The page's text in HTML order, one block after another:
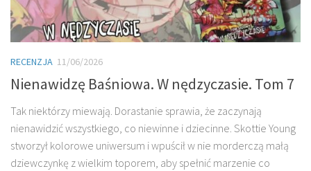
RECENZJA 11/06/2026
Nienawidzę Baśniowa. W nędzyczasie. Tom 7
Tak niektórzy miewają. Dorastanie sprawia, że zaczynają
nienawidzić wszystkiego, co niewinne i dziecinne. Skottie Young
stworzył kolorowe uniwersum i wpuścił w nie morderczą małą
dziewczynkę z wielkim toporem, aby spełnić marzenie co